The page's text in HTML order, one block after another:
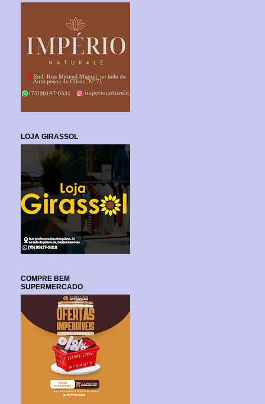
LOJA GIRASSOL
COMPRE BEM
SUPERMERCADO